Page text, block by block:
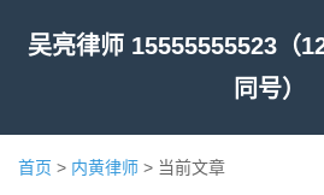
吴亮律师 15555555523（
同号）
首页 > 内黄律师 > 当前文章